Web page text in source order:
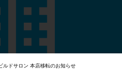
ルドサロン 本店移転のお知らせ